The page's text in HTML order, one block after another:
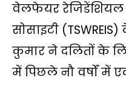
वेलफेयर
सोसाइटी
कुमार ने दलितों के
में पिछले नौ वर्षों में